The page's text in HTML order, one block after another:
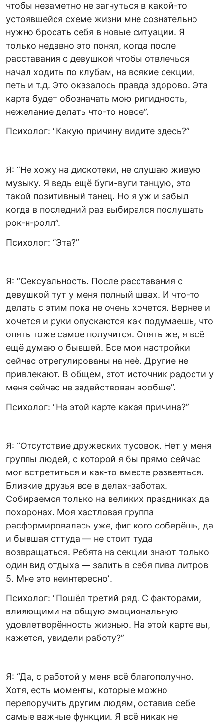
чтобы незаметно не загнуться в какой-то
устоявшейся схеме жизни мне сознательно
нужно бросать себя в новые ситуации. Я
только недавно это понял, когда после
расставания с девушкой чтобы отвлечься
начал ходить по клубам, на всякие секции,
петь и т.д. Это оказалось правда здорово. Эта
карта будет обозначать мою ригидность,
нежелание делать что-то новое”.
Психолог: “Какую причину видите здесь?”
Я: “Не хожу на дискотеки, не слушаю живую
музыку. Я ведь ещё буги-вуги танцую, это
такой позитивный танец. Но я уж и забыл
когда в последний раз выбирался послушать
рок-н-ролл”.
Психолог: “Эта?”
Я: “Сексуальность. После расставания с
девушкой тут у меня полный швах. И что-то
делать с этим пока не очень хочется. Вернее и
хочется и руки опускаются как подумаешь, что
опять тоже самое получится. Опять же, я всё
ещё думаю о бывшей. Все мои настройки
сейчас отрегулированы на неё. Другие не
привлекают. В общем, этот источник радости у
меня сейчас не задействован вообще”.
Психолог: “На этой карте какая причина?”
Я: “Отсутствие дружеских тусовок. Нет у меня
группы людей, с которой я бы прямо сейчас
мог встретиться и как-то вместе развеяться.
Близкие друзья все в делах-заботах.
Собираемся только на великих праздниках да
похоронах. Моя хастловая группа
расформировалась уже, фиг кого соберёшь, да
и бывшая оттуда — не стоит туда
возвращаться. Ребята на секции знают только
один вид отдыха — залить в себя пива литров
5. Мне это неинтересно”.
Психолог: “Пошёл третий ряд. С факторами,
влияющими на общую эмоциональную
удовлетворённость жизнью. На этой карте вы,
кажется, увидели работу?”
Я: “Да, с работой у меня всё благополучно.
Хотя, есть моменты, которые можно
перепоручить другим людям, оставив себе
самые важные функции. Я всё никак не